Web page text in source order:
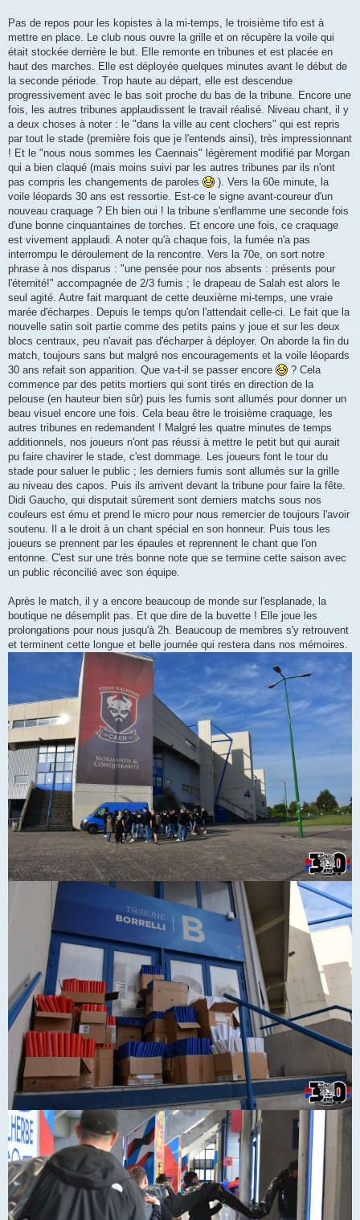
Pas de repos pour les kopistes à la mi-temps, le troisième tifo est à
mettre en place. Le club nous ouvre la grille et on récupère la voile qui
était stockée derrière le but. Elle remonte en tribunes et est placée en
haut des marches. Elle est déployée quelques minutes avant le début de
la seconde période. Trop haute au départ, elle est descendue
progressivement avec le bas soit proche du bas de la tribune. Encore une
fois, les autres tribunes applaudissent le travail réalisé. Niveau chant, il y
a deux choses à noter : le "dans la ville au cent clochers" qui est repris
par tout le stade (première fois que je l'entends ainsi), très impressionnant
! Et le "nous nous sommes les Caennais" légèrement modifié par Morgan
qui a bien claqué (mais moins suivi par les autres tribunes par ils n'ont
pas compris les changements de paroles
). Vers la 60e minute, la
voile léopards 30 ans est ressortie. Est-ce le signe avant-coureur d'un
nouveau craquage ? Eh bien oui ! la tribune s'enflamme une seconde fois
d'une bonne cinquantaines de torches. Et encore une fois, ce craquage
est vivement applaudi. A noter qu'à chaque fois, la fumée n'a pas
interrompu le déroulement de la rencontre. Vers la 70e, on sort notre
phrase à nos disparus : "une pensée pour nos absents : présents pour
l'éternité!" accompagnée de 2/3 fumis ; le drapeau de Salah est alors le
seul agité. Autre fait marquant de cette deuxième mi-temps, une vraie
marée d'écharpes. Depuis le temps qu'on l'attendait celle-ci. Le fait que la
nouvelle satin soit partie comme des petits pains y joue et sur les deux
blocs centraux, peu n'avait pas d'écharper à déployer. On aborde la fin du
match, toujours sans but malgré nos encouragements et la voile léopards
30 ans refait son apparition. Que va-t-il se passer encore
? Cela
commence par des petits mortiers qui sont tirés en direction de la
pelouse (en hauteur bien sûr) puis les fumis sont allumés pour donner un
beau visuel encore une fois. Cela beau être le troisième craquage, les
autres tribunes en redemandent ! Malgré les quatre minutes de temps
additionnels, nos joueurs n'ont pas réussi à mettre le petit but qui aurait
pu faire chavirer le stade, c'est dommage. Les joueurs font le tour du
stade pour saluer le public ; les derniers fumis sont allumés sur la grille
au niveau des capos. Puis ils arrivent devant la tribune pour faire la fête.
Didi Gaucho, qui disputait sûrement sont derniers matchs sous nos
couleurs est ému et prend le micro pour nous remercier de toujours l'avoir
soutenu. Il a le droit à un chant spécial en son honneur. Puis tous les
joueurs se prennent par les épaules et reprennent le chant que l'on
entonne. C'est sur une très bonne note que se termine cette saison avec
un public réconcilié avec son équipe.
Après le match, il y a encore beaucoup de monde sur l'esplanade, la
boutique ne désemplit pas. Et que dire de la buvette ! Elle joue les
prolongations pour nous jusqu'à 2h. Beaucoup de membres s'y retrouvent
et terminent cette longue et belle journée qui restera dans nos mémoires.